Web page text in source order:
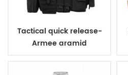
Tactical quick release-
Armee aramid